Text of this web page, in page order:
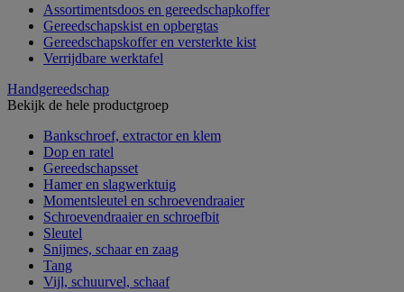
Assortimentsdoos en gereedschapkoffer
Gereedschapskist en opbergtas
Gereedschapskoffer en versterkte kist
Verrijdbare werktafel
Handgereedschap
Bekijk de hele productgroep
Bankschroef, extractor en klem
Dop en ratel
Gereedschapsset
Hamer en slagwerktuig
Momentsleutel en schroevendraaier
Schroevendraaier en schroefbit
Sleutel
Snijmes, schaar en zaag
Tang
Vijl, schuurvel, schaaf